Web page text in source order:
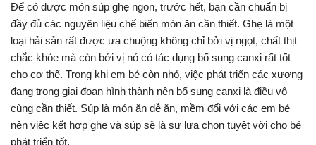
Để có được món súp ghẹ ngon, trước hết, bạn cần chuẩn bị
đầy đủ các nguyên liệu chế biến món ăn cần thiết. Ghẹ là một
loại hải sản rất được ưa chuộng không chỉ bởi vị ngọt, chất thịt
chắc khỏe mà còn bởi vị nó có tác dụng bổ sung canxi rất tốt
cho cơ thể. Trong khi em bé còn nhỏ, việc phát triển các xương
đang trong giai đoạn hình thành nên bổ sung canxi là điều vô
cùng cần thiết. Súp là món ăn dễ ăn, mềm đối với các em bé
nên việc kết hợp ghẹ và súp sẽ là sự lựa chọn tuyệt vời cho bé
phát triển tốt.